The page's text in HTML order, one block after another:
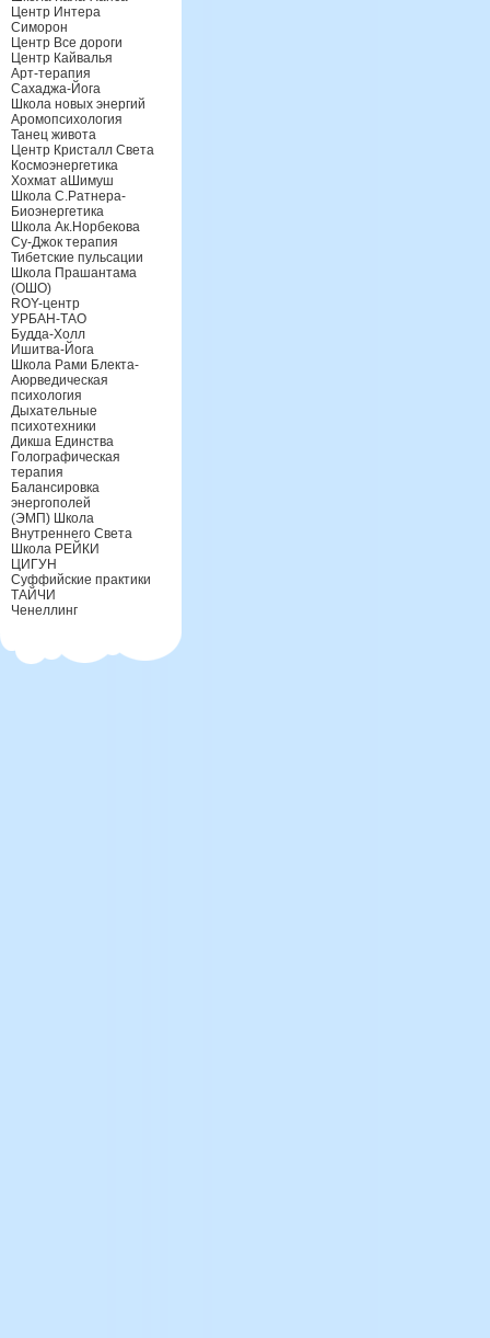
Центр Интера
Симорон
Центр Все дороги
Центр Кайвалья
Арт-терапия
Сахаджа-Йога
Школа новых энергий
Аромопсихология
Танец живота
Центр Кристалл Света
Космоэнергетика
Хохмат аШимуш
Школа С.Ратнера-
Биоэнергетика
Школа Ак.Норбекова
Су-Джок терапия
Тибетские пульсации
Школа Прашантама
(ОШО)
ROY-центр
УРБАН-ТАО
Будда-Холл
Ишитва-Йога
Школа Рами Блекта-
Аюрведическая
психология
Дыхательные
психотехники
Дикша Единства
Голографическая
терапия
Балансировка
энергополей
(ЭМП) Школа
Внутреннего Света
Школа РЕЙКИ
ЦИГУН
Суффийские практики
ТАЙЧИ
Ченеллинг